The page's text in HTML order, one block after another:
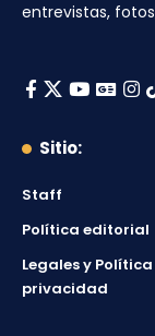
entrevistas,
Sitio:
Staff
Política editorial
Legales y
privacidad